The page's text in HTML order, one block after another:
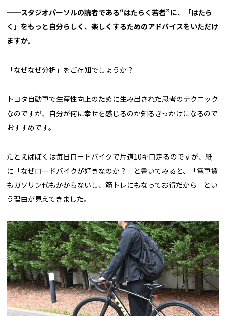
──スタジオパーソルの読者である“はたらく若者”に、「はたら
く」をもっと自分らしく、楽しくするためのアドバイスをいただけ
ますか。
「なぜなぜ分析」をご存知でしょうか？
トヨタ自動車で生産性向上のために生み出された思考のテクニック
なのですが、自分が何に幸せを感じるのか知るきっかけになるので
おすすめです。
たとえばぼくは毎日ロードバイクで片道10キロ走るのですが、紙
に「なぜロードバイクが好きなのか？」と書いてみると、「電車賃
もガソリン代もかからないし、筋トレにもなってお得だから」とい
う理由が見えてきました。